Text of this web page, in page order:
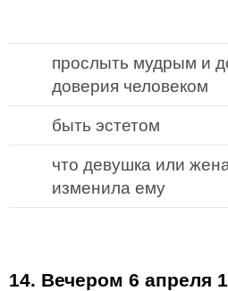
прослыть мудрым и
доверия человеком
быть эстетом
что девушка или
изменила ему
14. Вечером 6 апреля